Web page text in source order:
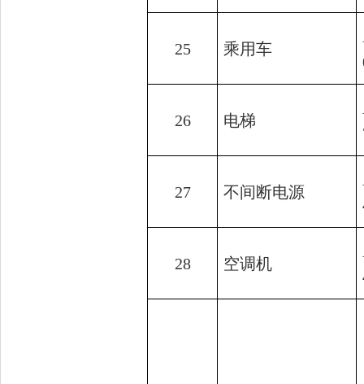
25 乘用车
26 电梯
27 不间断电源
28 空调机